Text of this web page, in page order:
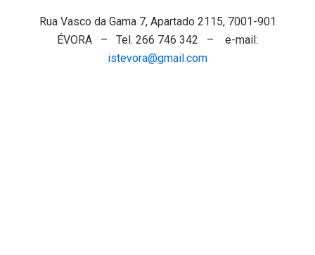
Rua Vasco da Gama 7, Apartado 2115, 7001-901
ÉVORA – Tel. 266 746 342 – e-mail:
istevora@gmail.com